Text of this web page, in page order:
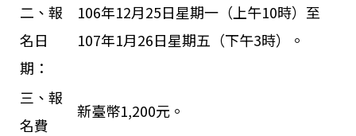
二、報
名日
期：
106年12月25日星期一（上午10時）至
107年1月26日星期五（下午3時）。
三、報
名費
新臺幣1,200元。